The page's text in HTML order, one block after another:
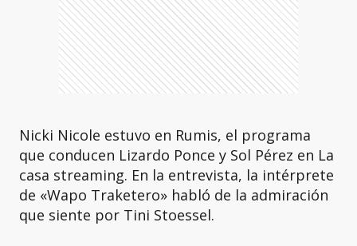
Nicki Nicole estuvo en Rumis, el programa
que conducen Lizardo Ponce y Sol Pérez en La
casa streaming. En la entrevista, la intérprete
de «Wapo Traketero» habló de la admiración
que siente por Tini Stoessel.